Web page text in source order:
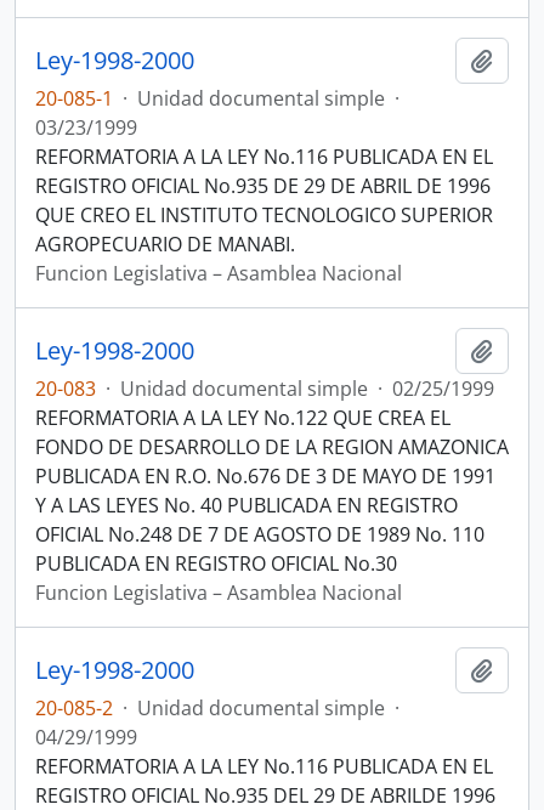
Ley-1998-2000
20-085-1 · Unidad documental simple ·
03/23/1999
REFORMATORIA A LA LEY No.116 PUBLICADA EN EL
REGISTRO OFICIAL No.935 DE 29 DE ABRIL DE 1996
QUE CREO EL INSTITUTO TECNOLOGICO SUPERIOR
AGROPECUARIO DE MANABI.
Funcion Legislativa – Asamblea Nacional
Ley-1998-2000
20-083 · Unidad documental simple · 02/25/1999
REFORMATORIA A LA LEY No.122 QUE CREA EL
FONDO DE DESARROLLO DE LA REGION AMAZONICA
PUBLICADA EN R.O. No.676 DE 3 DE MAYO DE 1991
Y A LAS LEYES No. 40 PUBLICADA EN REGISTRO
OFICIAL No.248 DE 7 DE AGOSTO DE 1989 No. 110
PUBLICADA EN REGISTRO OFICIAL No.30
Funcion Legislativa – Asamblea Nacional
Ley-1998-2000
20-085-2 · Unidad documental simple ·
04/29/1999
REFORMATORIA A LA LEY No.116 PUBLICADA EN EL
REGISTRO OFICIAL No.935 DEL 29 DE ABRILDE 1996